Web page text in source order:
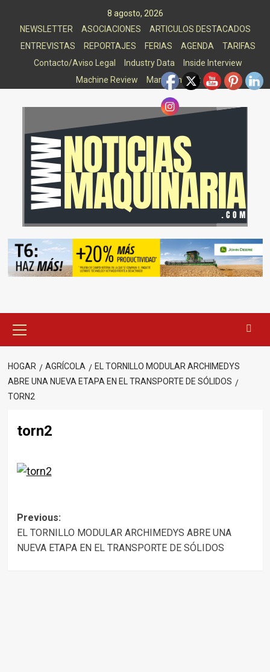
8 agosto, 2026
NEWSLETTER
ASOCIACIONES
ARTICULOS DESTACADOS
ENTREVISTAS
REPORTAJES FERIAS AGENDA
TARIFAS
Contacto/Aviso Legal
Industry Data
Inside Interview
Machine Review
Market Insight
principal
HOGAR AGRÍCOLA
EL TORNILLO MODULAR ARCHIMEDYS
ABRE UNA NUEVA ETAPA EN EL TRANSPORTE DE SÓLIDOS
TORN2
torn2
Post
navigation
Previous:
EL TORNILLO MODULAR ARCHIMEDYS ABRE UNA
NUEVA ETAPA EN EL TRANSPORTE DE SÓLIDOS